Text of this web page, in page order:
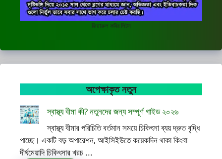
জিয়ারুল কবির লিটন
অপেক্ষাকৃত নতুন
স্বাস্থ্য বীমা কী? নতুনদের জন্য সম্পূর্ণ গাইড ২০২৬
স্বাস্থ্য বীমার পরিচিতি বর্তমান সময়ে চিকিৎসা ব্যয় দ্রুত বৃদ্ধি
পাচ্ছে। একটি বড় অপারেশন, আইসিইউতে কয়েকদিন থাকা কিংবা
দীর্ঘমেয়াদি চিকিৎসার খরচ ...